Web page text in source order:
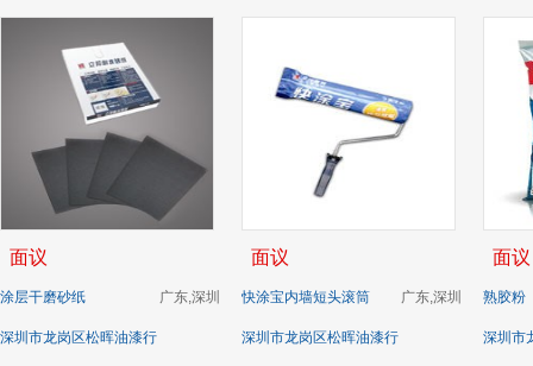
面议
广东,深圳
涂层干磨砂纸
深圳市龙岗区松晖油漆行
面议
广东,深圳
快涂宝内墙短头滚筒
深圳市龙岗区松晖油漆行
面议
熟胶粉
深圳市